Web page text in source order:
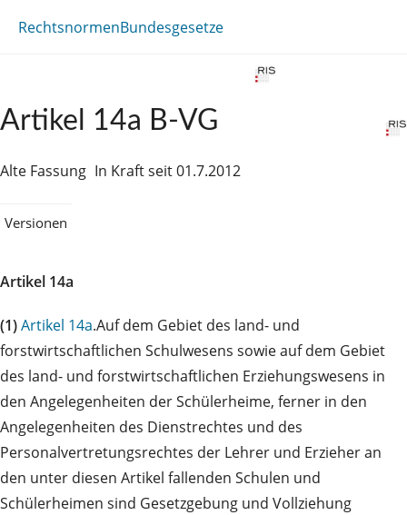
RechtsnormenBundesgesetze
Artikel 14a B-VG
Alte Fassung In Kraft seit 01.7.2012
Versionen
Artikel 14a
(1)Artikel 14a.Auf dem Gebiet des land- und
forstwirtschaftlichen Schulwesens sowie auf dem Gebiet
des land- und forstwirtschaftlichen Erziehungswesens in
den Angelegenheiten der Schülerheime, ferner in den
Angelegenheiten des Dienstrechtes und des
Personalvertretungsrechtes der Lehrer und Erzieher an
den unter diesen Artikel fallenden Schulen und
Schülerheimen sind Gesetzgebung und Vollziehung